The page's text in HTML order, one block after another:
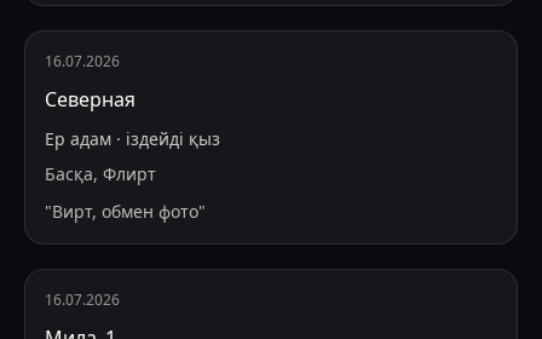
16.07.2026
Северная
Ер адам · іздейді қыз
Басқа, Флирт
"Вирт, обмен фото"
16.07.2026